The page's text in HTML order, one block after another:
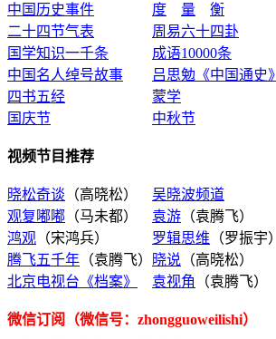
中国历史事件
度 量
衡
二十四节气表
周易六十四卦
国学知识一千条
成语10000条
中国名人绰号故事
吕思勉《中国通史》
四书五经
蒙学
国庆节
中秋节
视频节目推荐
晓松奇谈 （高晓松） 吴晓波频道
观复嘟嘟 （马未都） 袁游 （袁腾飞）
鸿观 （宋鸿兵） 罗辑思维 （罗振宇）
腾飞五千年 （袁腾飞） 晓说 （高晓松）
北京电视台《档案》
袁视角 （袁腾飞）
微信订阅（微信号：zhongguoweilishi）